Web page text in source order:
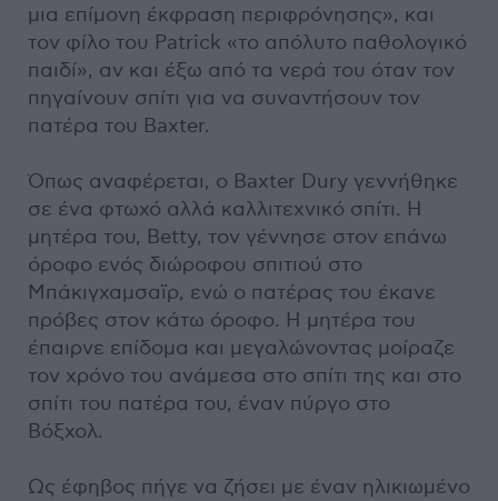
μια επίμονη έκφραση περιφρόνησης», και
τον φίλο του Patrick «το απόλυτο παθολογικό
παιδί», αν και έξω από τα νερά του όταν τον
πηγαίνουν σπίτι για να συναντήσουν τον
πατέρα του Baxter.
Όπως αναφέρεται, ο Baxter Dury γεννήθηκε
σε ένα φτωχό αλλά καλλιτεχνικό σπίτι. Η
μητέρα του, Betty, τον γέννησε στον επάνω
όροφο ενός διώροφου σπιτιού στο
Μπάκιγχαμσαϊρ, ενώ ο πατέρας του έκανε
πρόβες στον κάτω όροφο. Η μητέρα του
έπαιρνε επίδομα και μεγαλώνοντας μοίραζε
τον χρόνο του ανάμεσα στο σπίτι της και στο
σπίτι του πατέρα του, έναν πύργο στο
Βόξχολ.
Ως έφηβος πήγε να ζήσει με έναν ηλικιωμένο